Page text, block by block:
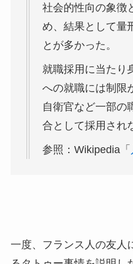
社会的性向の象徴
め、結果として量
とが多かった。
就職採用に当たり
への就職には制限
自衛官など一部の
合として採用され
参照：Wikipedia​「
一度、フランス人の友人